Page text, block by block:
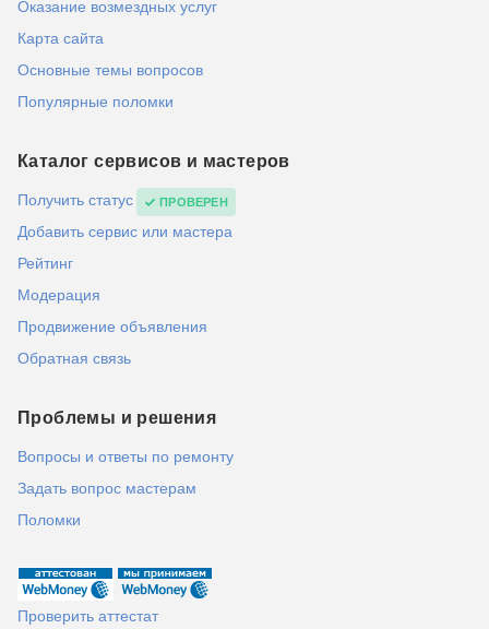
Оказание возмездных услуг
Карта сайта
Основные темы вопросов
Популярные поломки
Каталог сервисов и мастеров
Получить статус ПРОВЕРЕН
Добавить сервис или мастера
Рейтинг
Модерация
Продвижение объявления
Обратная связь
Проблемы и решения
Вопросы и ответы по ремонту
Задать вопрос мастерам
Поломки
Проверить аттестат